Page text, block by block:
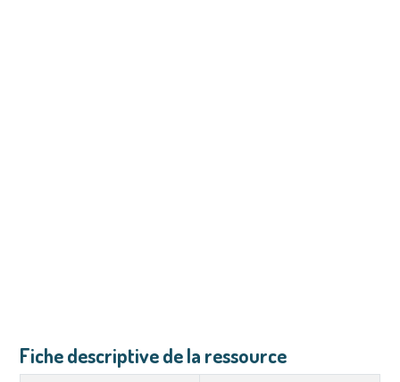
Fiche descriptive de la ressource